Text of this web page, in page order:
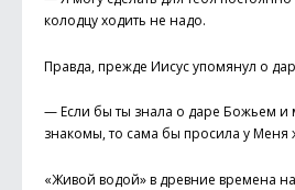
колодцу ходить не надо.
Правда, прежде Иисус упомянул о
— Если бы ты знала о даре Божьем
знакомы, то сама бы просила у Меня
«Живой водой» в древние времена